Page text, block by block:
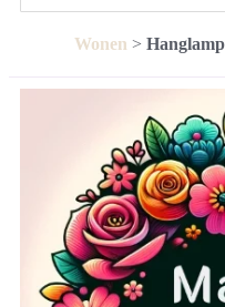
Wonen >